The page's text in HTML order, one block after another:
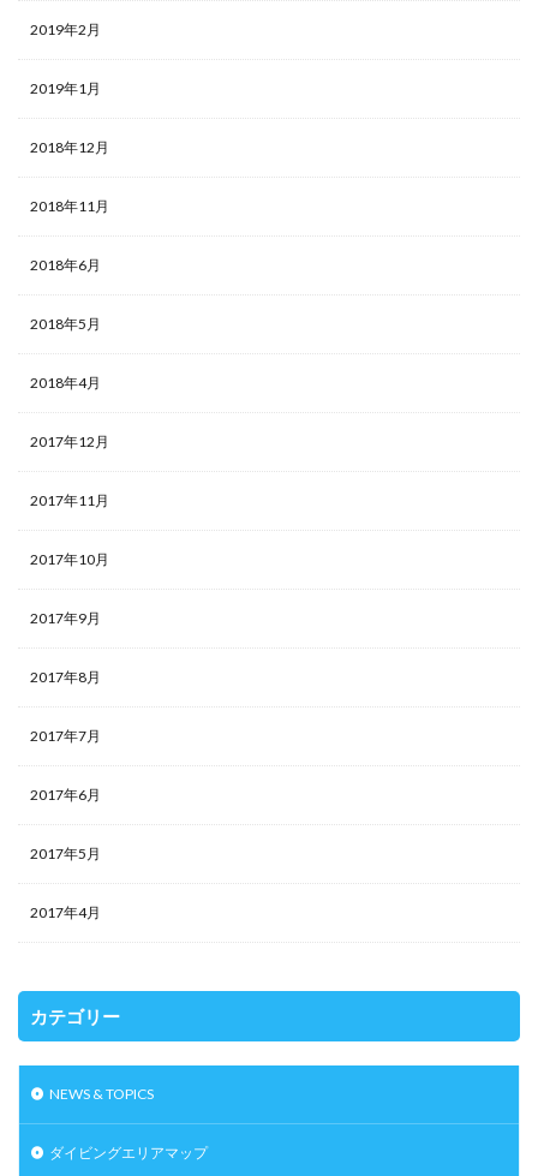
2019年2月
2019年1月
2018年12月
2018年11月
2018年6月
2018年5月
2018年4月
2017年12月
2017年11月
2017年10月
2017年9月
2017年8月
2017年7月
2017年6月
2017年5月
2017年4月
カテゴリー
NEWS & TOPICS
ダイビングエリアマップ